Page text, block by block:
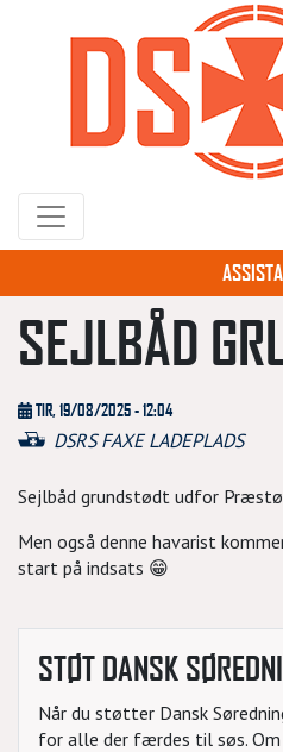
hovedindhold
SEJLBÅD
TIR, 19/08/2025 - 12:04
DSRS FAXE LADEPLADS
Sejlbåd grundstødt udfor
Men også denne havarist
start på indsats 😁
STØT DANSK
Når du støtter Dansk
for alle der færdes til søs.